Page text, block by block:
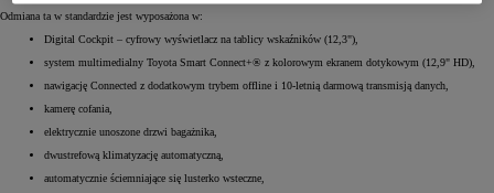
Odmiana ta w standardzie jest wyposażona w:
Digital Cockpit – cyfrowy wyświetlacz na tablicy wskaźników (12,3"),
system multimedialny Toyota Smart Connect+® z kolorowym ekranem dotykowym (12,9" HD),
nawigację Connected z dodatkowym trybem offline i 10-letnią darmową transmisją danych,
kamerę cofania,
elektrycznie unoszone drzwi bagażnika,
dwustrefową klimatyzację automatyczną,
automatycznie ściemniające się lusterko wsteczne,